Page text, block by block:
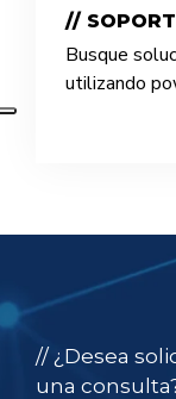
//
Busque
utilizando
// ¿Desea
una